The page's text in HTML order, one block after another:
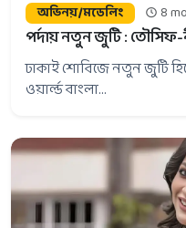
অভিনয়/মডেলিং 8
পর্দায় নতুন জুটি : তৌসিফ-
ঢাকাই শোবিজে নতুন জুটি
ওয়ার্ল্ড বাংলা...